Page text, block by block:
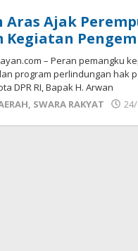
Aras Ajak
Kegiatan
– Peran pemangku
program perlindungan hak
DPR RI, Bapak H. Arwan
SWARA RAKYAT